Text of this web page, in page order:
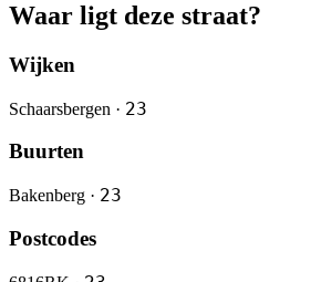
Waar ligt deze straat?
Wijken
Schaarsbergen · 23
Buurten
Bakenberg · 23
Postcodes